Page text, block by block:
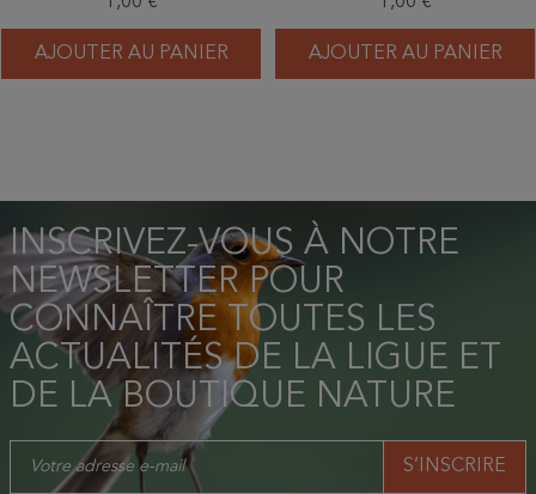
AJOUTER AU PANIER AJOUTER AU PANIER
INSCRIVEZ-VOUS À NOTRE
NEWSLETTER POUR
CONNAÎTRE TOUTES LES
ACTUALITÉS DE LA LIGUE ET
DE LA BOUTIQUE NATURE